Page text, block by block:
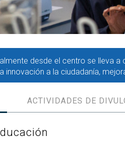
desde el centro se lleva
a la ciudadanía,
ACTIVIDADES DE